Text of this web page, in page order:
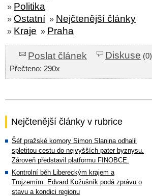
» Politika
» Ostatní » Nejčtenější články
» Kraje » Praha
Poslat článek Diskuse (0)
Přečteno: 290x
Nejčtenější články v rubrice
Šéf pražské komory Simon Slanina odhalil
spletitou cestu do nejvyšších pater byznysu.
Zároveň představil platformu FINOBCE.
Kontrolní běh Libereckým krajem a
Trojzemím: Edvard Kožušník podá zprávu o
stavu a kondici regionu